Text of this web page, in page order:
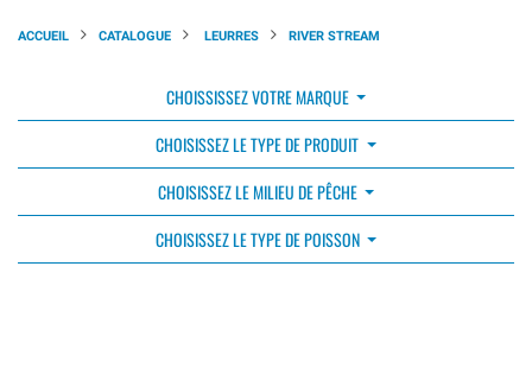
ACCUEIL CATALOGUE LEURRES RIVER STREAM
CHOISSISSEZ VOTRE MARQUE
CHOISISSEZ LE TYPE DE PRODUIT
CHOISISSEZ LE MILIEU DE PÊCHE
CHOISISSEZ LE TYPE DE POISSON